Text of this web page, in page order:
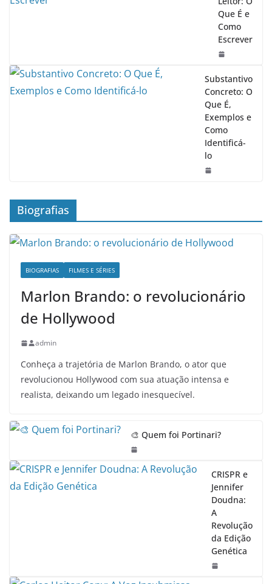
Que É e
Como
Escrever
Substantivo
Concreto: O
Que É,
Exemplos e
Como
Identificá-
lo
Biografias
BIOGRAFIAS FILMES E SÉRIES
Marlon Brando: o revolucionário
de Hollywood
admin
Conheça a trajetória de Marlon Brando, o ator que
revolucionou Hollywood com sua atuação intensa e
realista, deixando um legado inesquecível.
🎨 Quem foi Portinari?
CRISPR e
Jennifer
Doudna:
A
Revolução
da Edição
Genética